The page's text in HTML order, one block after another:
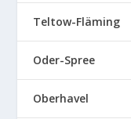
Teltow-Fläming
Oder-Spree
Oberhavel